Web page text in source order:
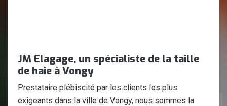
JM Elagage, un spécialiste de la taille
de haie à Vongy
Prestataire plébiscité par les clients les plus
exigeants dans la ville de Vongy, nous sommes la